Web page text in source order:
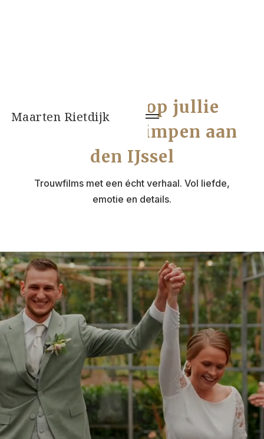
Maarten Rietdijk
Videograaf op jullie
bruiloft in Krimpen aan
den IJssel
Trouwfilms met een écht verhaal. Vol liefde,
emotie en details.